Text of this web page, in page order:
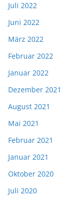
Juli 2022
Juni 2022
März 2022
Februar 2022
Januar 2022
Dezember 2021
August 2021
Mai 2021
Februar 2021
Januar 2021
Oktober 2020
Juli 2020